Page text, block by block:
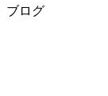
ブログ